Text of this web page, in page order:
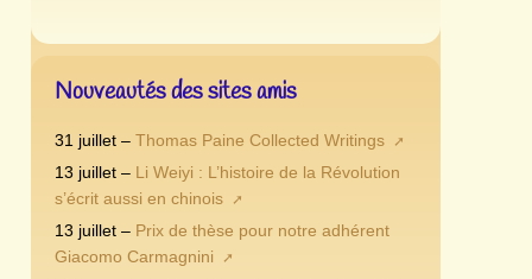
Nouveautés des sites amis
31 juillet – Thomas Paine Collected Writings
13 juillet – Li Weiyi : L’histoire de la Révolution
s’écrit aussi en chinois
13 juillet – Prix de thèse pour notre adhérent
Giacomo Carmagnini